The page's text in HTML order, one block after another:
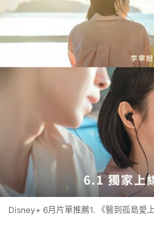
Disney+ 6月片單推薦1. 《醫到孤島愛